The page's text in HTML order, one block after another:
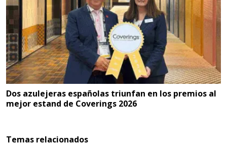
Dos azulejeras españolas triunfan en los premios al
mejor estand de Coverings 2026
Temas relacionados